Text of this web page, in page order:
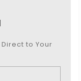
to Your